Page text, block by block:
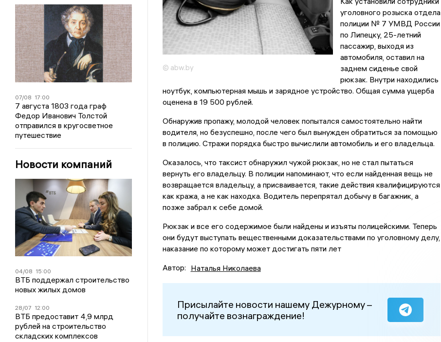
07/08 17:00
7 августа 1803 года граф
Федор Иванович Толстой
отправился в кругосветное
путешествие
Новости компаний
04/08 15:00
ВТБ поддержал строительство
новых жилых домов
28/07 12:00
ВТБ предоставит 4,9 млрд
рублей на строительство
складских комплексов
© abw.by
уголовного розыска отдела
полиции № 7 УМВД России
по Липецку, 25-летний
пассажир, выходя из
автомобиля, оставил на
заднем сиденье свой
рюкзак. Внутри находились
ноутбук, компьютерная мышь и зарядное устройство. Общая сумма ущерба
оценена в 19 500 рублей.
Обнаружив пропажу, молодой человек попытался самостоятельно найти
водителя, но безуспешно, после чего был вынужден обратиться за помощью
в полицию. Стражи порядка быстро вычислили автомобиль и его владельца.
Оказалось, что таксист обнаружил чужой рюкзак, но не стал пытаться
вернуть его владельцу. В полиции напоминают, что если найденная вещь не
возвращается владельцу, а присваивается, такие действия квалифицируются
как кража, а не как находка. Водитель перепрятал добычу в багажник, а
позже забрал к себе домой.
Рюкзак и все его содержимое были найдены и изъяты полицейскими. Теперь
они будут выступать вещественными доказательствами по уголовному делу,
наказание по которому может достигать пяти лет
Автор: Наталья Николаева
Присылайте новости нашему Дежурному –
получайте вознаграждение!